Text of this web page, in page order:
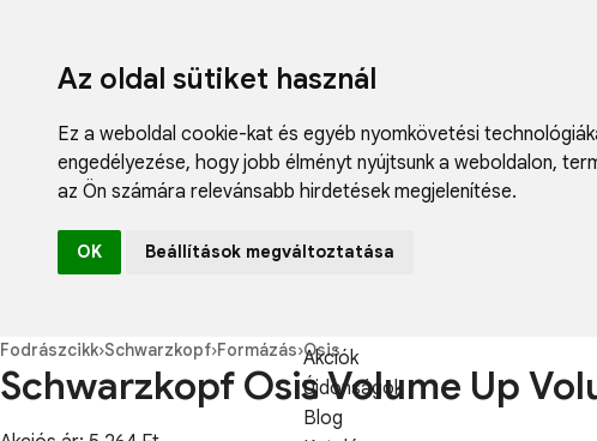
Az oldal sütiket használ
Ez a weboldal cookie-kat és egyéb nyomkövetési
engedélyezése, hogy jobb élményt nyújtsunk a weboldalon,
az Ön számára relevánsabb hirdetések megjelenítése.
OK Beállítások megváltoztatása
Fodrászcikk
Akciók
Újdonságok
Blog
Fodrászcikk›Schwarzkopf›Formázás›Osis
Schwarzkopf Osis Volume Up